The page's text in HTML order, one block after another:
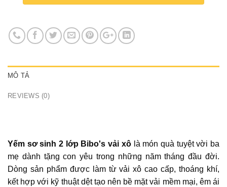
MÔ TẢ
REVIEWS (0)
Yếm sơ sinh 2 lớp Bibo's vải xôlà món quà tuyệt vời ba
mẹ dành tặng con yêu trong những năm tháng đầu đời.
Dòng sản phẩm được làm từ vải xô cao cấp, thoáng khí,
kết hợp với kỹ thuật dệt tạo nên bề mặt vải mềm mại, êm ái